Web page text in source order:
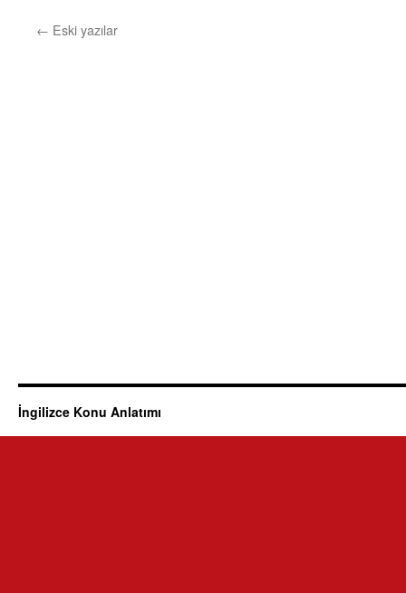
← Eski yazılar
İngilizce Konu Anlatımı